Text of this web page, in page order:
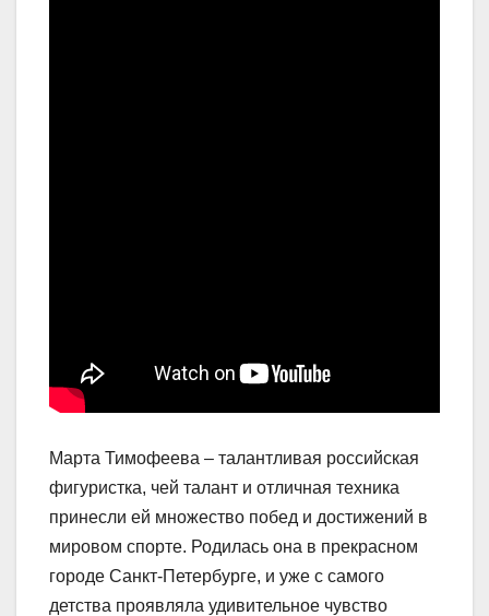
Марта Тимофеева – талантливая российская
фигуристка, чей талант и отличная техника
принесли ей множество побед и достижений в
мировом спорте. Родилась она в прекрасном
городе Санкт-Петербурге, и уже с самого
детства проявляла удивительное чувство